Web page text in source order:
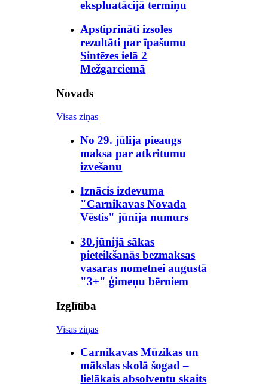
ekspluatācijā termiņu
Apstiprināti izsoles
rezultāti par īpašumu
Sintēzes ielā 2
Mežgarciemā
Novads
Visas ziņas
No 29. jūlija pieaugs
maksa par atkritumu
izvešanu
Iznācis izdevuma
"Carnikavas Novada
Vēstis" jūnija numurs
30.jūnijā sākas
pieteikšanās bezmaksas
vasaras nometnei augustā
"3+" ģimeņu bērniem
Izglītība
Visas ziņas
Carnikavas Mūzikas un
mākslas skolā šogad –
lielākais absolventu skaits